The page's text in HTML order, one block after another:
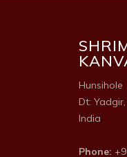
Hunsihole
Dt:
India
Phone: